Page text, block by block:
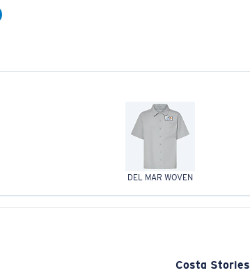
DEL MAR WOVEN
Costa Stories